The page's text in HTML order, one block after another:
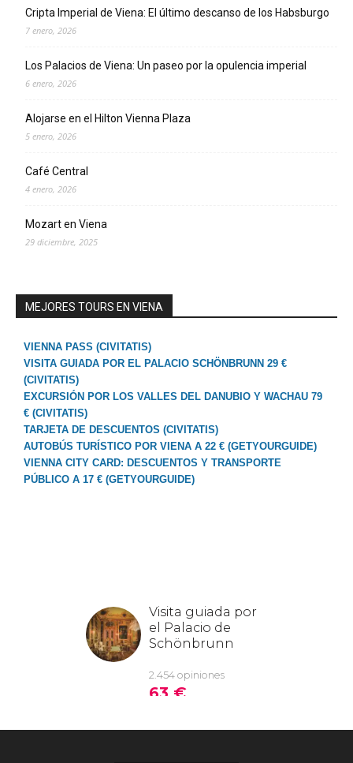
Cripta Imperial de Viena: El último descanso de los Habsburgo
7 enero, 2026
Los Palacios de Viena: Un paseo por la opulencia imperial
6 enero, 2026
Alojarse en el Hilton Vienna Plaza
5 enero, 2026
Café Central
4 enero, 2026
Mozart en Viena
29 diciembre, 2025
MEJORES TOURS EN VIENA
VIENNA PASS (CIVITATIS)
VISITA GUIADA POR EL PALACIO SCHÖNBRUNN 29 €
(CIVITATIS)
EXCURSIÓN POR LOS VALLES DEL DANUBIO Y WACHAU 79
€ (CIVITATIS)
TARJETA DE DESCUENTOS (CIVITATIS)
AUTOBÚS TURÍSTICO POR VIENA A 22 € (GETYOURGUIDE)
VIENNA CITY CARD: DESCUENTOS Y TRANSPORTE
PÚBLICO A 17 € (GETYOURGUIDE)